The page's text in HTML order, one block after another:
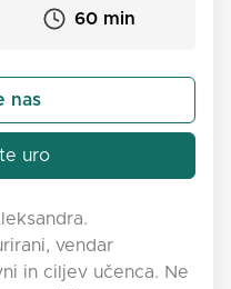
60 min
nas
uro
vendar
in ciljev učenca. Ne